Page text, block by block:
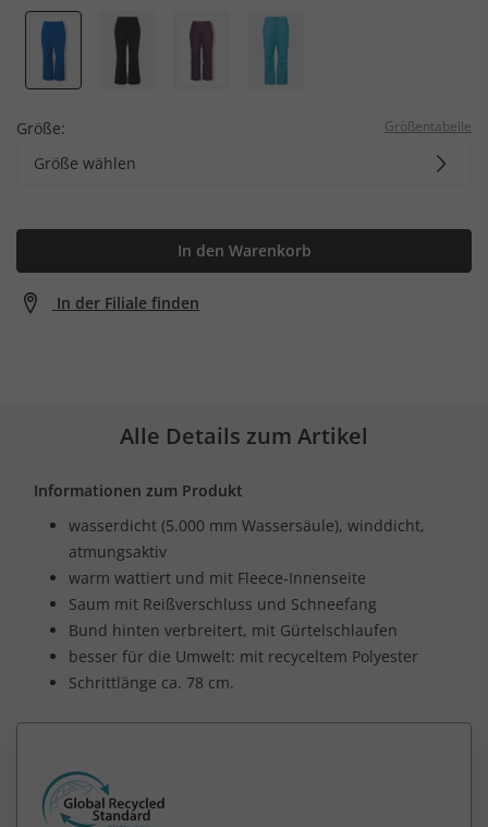
Größe: Größentabelle
Größe wählen
In den Warenkorb
In der Filiale finden
Alle Details zum Artikel
Informationen zum Produkt
wasserdicht (5.000 mm Wassersäule), winddicht,
atmungsaktiv
warm wattiert und mit Fleece-Innenseite
Saum mit Reißverschluss und Schneefang
Bund hinten verbreitert, mit Gürtelschlaufen
besser für die Umwelt: mit recyceltem Polyester
Schrittlänge ca. 78 cm.